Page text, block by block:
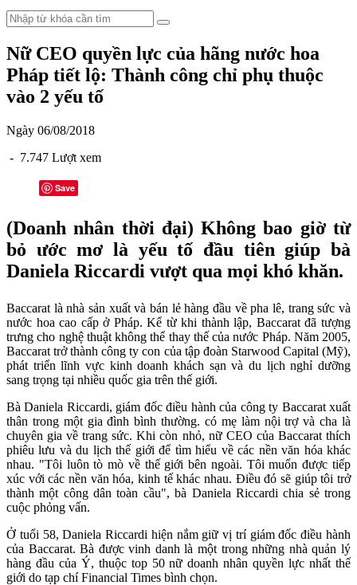
Nữ CEO quyền lực của hãng nước hoa
Pháp tiết lộ: Thành công chỉ phụ thuộc
vào 2 yếu tố
Ngày 06/08/2018
- 7.747 Lượt xem
Save
(Doanh nhân thời đại) Không bao giờ từ
bỏ ước mơ là yếu tố đầu tiên giúp bà
Daniela Riccardi vượt qua mọi khó khăn.
Baccarat là nhà sản xuất và bán lẻ hàng đầu về pha lê, trang sức và
nước hoa cao cấp ở Pháp. Kể từ khi thành lập, Baccarat đã tượng
trưng cho nghệ thuật không thể thay thế của nước Pháp. Năm 2005,
Baccarat trở thành công ty con của tập đoàn Starwood Capital (Mỹ),
phát triển lĩnh vực kinh doanh khách sạn và du lịch nghỉ dưỡng
sang trọng tại nhiều quốc gia trên thế giới.
Bà Daniela Riccardi, giám đốc điều hành của công ty Baccarat xuất
thân trong một gia đình bình thường. có mẹ làm nội trợ và cha là
chuyên gia về trang sức. Khi còn nhỏ, nữ CEO của Baccarat thích
phiêu lưu và du lịch thế giới để tìm hiểu về các nền văn hóa khác
nhau. "Tôi luôn tò mò về thế giới bên ngoài. Tôi muốn được tiếp
xúc với các nền văn hóa, kinh tế khác nhau. Điều đó sẽ giúp tôi trở
thành một công dân toàn cầu", bà Daniela Riccardi chia sẻ trong
cuộc phỏng vấn.
Ở tuổi 58, Daniela Riccardi hiện nắm giữ vị trí giám đốc điều hành
của Baccarat. Bà được vinh danh là một trong những nhà quản lý
hàng đầu của Ý, thuộc top 50 nữ doanh nhân quyền lực nhất thế
giới do tạp chí Financial Times bình chọn.